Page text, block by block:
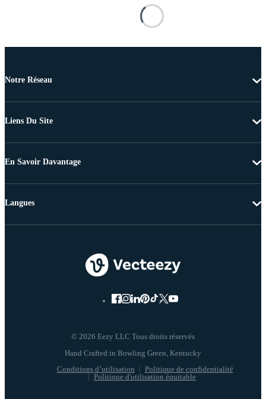
Notre Réseau
Liens Du Site
En Savoir Davantage
© 2026 Eezy LLC Tous droits réservés
Conditions d’utilisation
Politique de confidentialité
Politique d'utilisation équitable
Langues